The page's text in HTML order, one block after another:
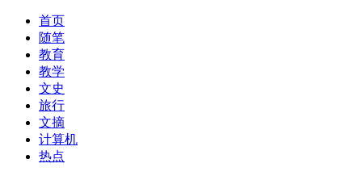
首页
随笔
教育
教学
文史
旅行
文摘
计算机
热点